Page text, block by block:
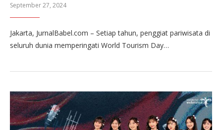
September 27, 2024
Jakarta, JurnalBabel.com – Setiap tahun, penggiat pariwisata di
seluruh dunia memperingati World Tourism Day…